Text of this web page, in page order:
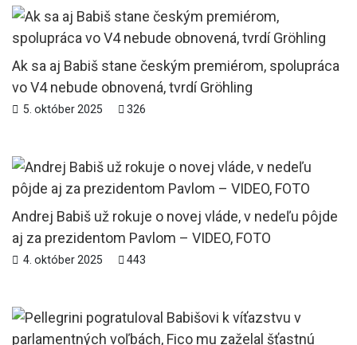
Ak sa aj Babiš stane českým premiérom, spolupráca
vo V4 nebude obnovená, tvrdí Gröhling
5. október 2025 326
Andrej Babiš už rokuje o novej vláde, v nedeľu pôjde
aj za prezidentom Pavlom – VIDEO, FOTO
4. október 2025 443